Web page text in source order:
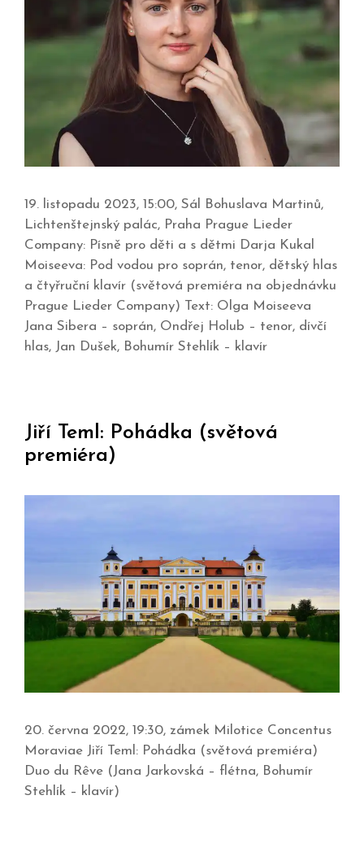
19. listopadu 2023, 15:00, Sál Bohuslava Martinů,
Lichtenštejnský palác, Praha Prague Lieder
Company: Písně pro děti a s dětmi Darja Kukal
Moiseeva: Pod vodou pro soprán, tenor, dětský hlas
a čtyřruční klavír (světová premiéra na objednávku
Prague Lieder Company) Text: Olga Moiseeva
Jana Sibera – soprán, Ondřej Holub – tenor, dívčí
hlas, Jan Dušek, Bohumír Stehlík – klavír
Jiří Teml: Pohádka (světová
premiéra)
20. června 2022, 19:30, zámek Milotice Concentus
Moraviae Jiří Teml: Pohádka (světová premiéra)
Duo du Rêve (Jana Jarkovská – flétna, Bohumír
Stehlík – klavír)